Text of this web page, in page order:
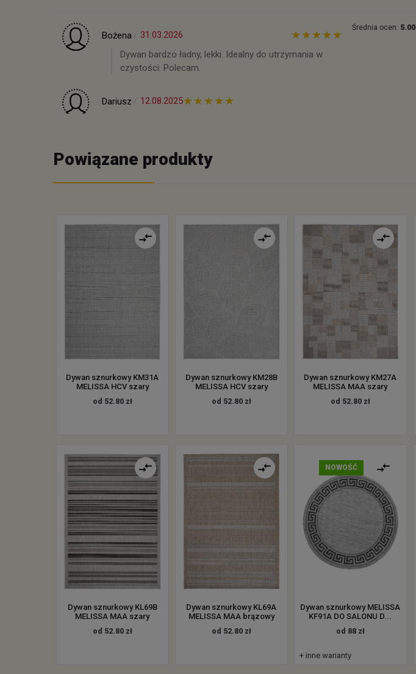
Średnia ocen: 5.00
Bożena
31.03.2026
Dywan bardzo ładny, lekki. Idealny do utrzymania w
czystości. Polecam.
Dariusz 12.08.2025
Powiązane produkty
Dywan sznurkowy KM31A
MELISSA HCV szary
od 52.80 zł
Dywan sznurkowy KM28B
MELISSA HCV szary
od 52.80 zł
Dywan sznurkowy KM27A
MELISSA MAA szary
od 52.80 zł
Dywan sznurkowy KL69B
MELISSA MAA szary
od 52.80 zł
Dywan sznurkowy KL69A
MELISSA MAA brązowy
od 52.80 zł
NOWOŚĆ
Dywan sznurkowy MELISSA
KF91A DO SALONU D...
od 88 zł
+ inne warianty